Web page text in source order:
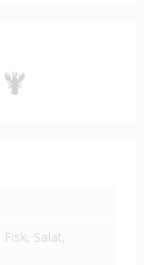
Fisk, Salat,